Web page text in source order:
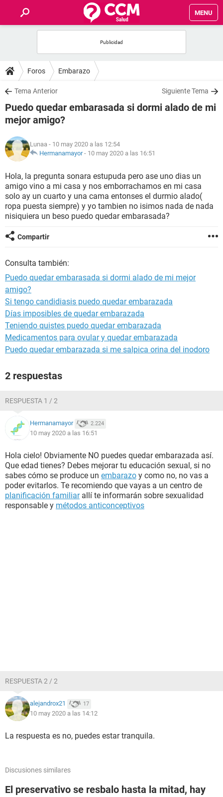
MENU
FOROS
SALUD
FAMILIA
NUTRICIÓN
SEXUALIDAD
GLOSARIO
Foros Embarazo
Tema Anterior Siguiente Tema
Puedo quedar embarasada si dormi alado de mi
mejor amigo?
Lunaa - 10 may 2020 a las 12:54
Hermanamayor- 10 may 2020 a las 16:51
Hola, la pregunta sonara estupuda pero ase uno dias un
amigo vino a mi casa y nos emborrachamos en mi casa
solo ay un cuarto y una cama entonses el durmio alado(
ropa puesta siempre) y yo tambien no isimos nada de nada
nisiquiera un beso puedo quedar embarasada?
Compartir
Consulta también:
Puedo quedar embarasada si dormi alado de mi mejor
amigo?
Si tengo candidiasis puedo quedar embarazada
Días imposibles de quedar embarazada
Teniendo quistes puedo quedar embarazada
Medicamentos para ovular y quedar embarazada
Puedo quedar embarazada si me salpica orina del inodoro
2 respuestas
RESPUESTA 1 / 2
Hermanamayor 2.224
10 may 2020 a las 16:51
Hola cielo! Obviamente NO puedes quedar embarazada así.
Que edad tienes? Debes mejorar tu educación sexual, si no
sabes cómo se produce un embarazo y como no, no vas a
poder evitarlos. Te recomiendo que vayas a un centro de
planificación familiarallí te informarán sobre sexualidad
responsable y métodos anticonceptivos
RESPUESTA 2 / 2
alejandrox21 17
10 may 2020 a las 14:12
La respuesta es no, puedes estar tranquila.
Discusiones similares
El preservativo se resbalo hasta la mitad, hay